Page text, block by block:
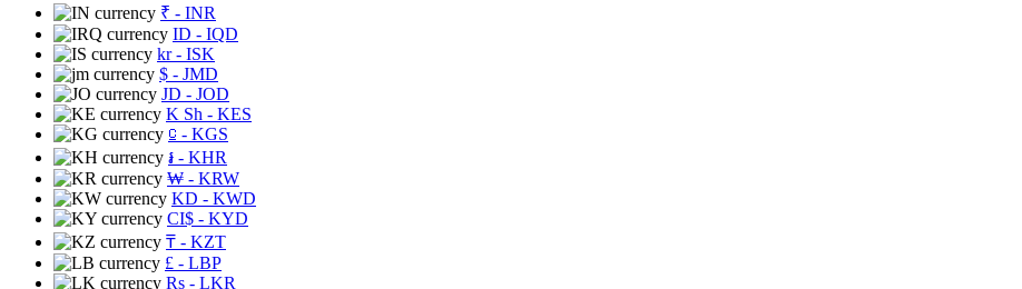
₹ - INR
ID - IQD
kr- ISK
$ - JMD
JD - JOD
K Sh - KES
⃀ - KGS
៛ - KHR
₩ - KRW
KD - KWD
CI$ - KYD
₸ - KZT
£ - LBP
Rs - LKR